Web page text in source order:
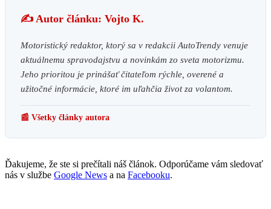
✍️ Autor článku: Vojto K.
Motoristický redaktor, ktorý sa v redakcii AutoTrendy venuje
aktuálnemu spravodajstvu a novinkám zo sveta motorizmu.
Jeho prioritou je prinášať čitateľom rýchle, overené a
užitočné informácie, ktoré im uľahčia život za volantom.
📰 Všetky články autora
Ďakujeme, že ste si prečítali náš článok. Odporúčame vám sledovať
nás v službe Google News a na Facebooku.